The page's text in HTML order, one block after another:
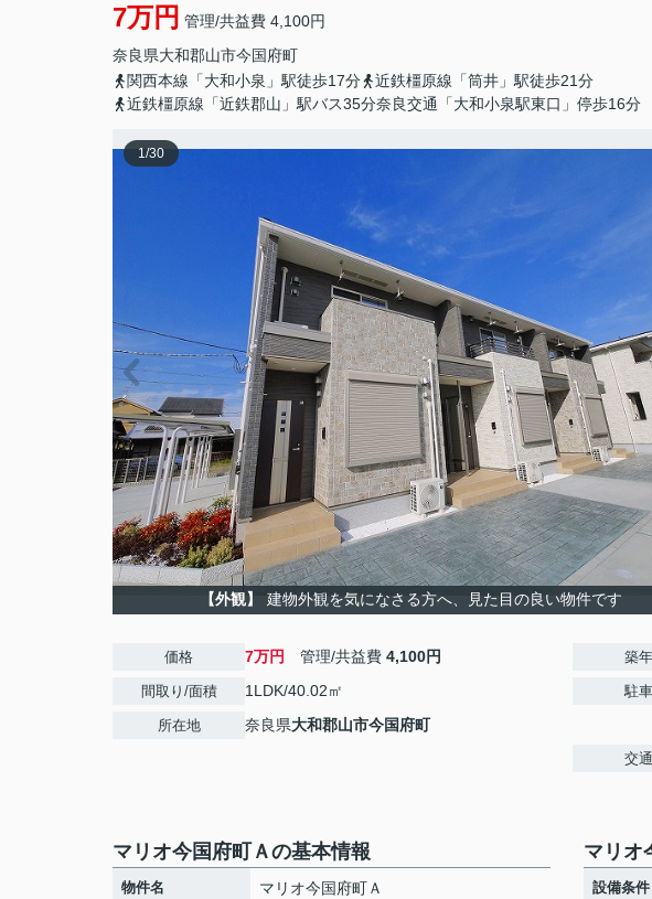
7万円 管理/共益費 4,100円
奈良県大和郡山市今国府町
関西本線「大和小泉」駅徒歩17分
近鉄橿原線「筒井」駅徒歩21分
近鉄橿原線「近鉄郡山」駅バス35分奈良交通「大和小泉駅東口」停歩16分
1/30
【外観】 建物外観を気になさる方へ、見た目の良い物件です
価格 7万円 管理/共益費 4,100円
間取り/面積 1LDK/40.02㎡
所在地 奈良県大和郡山市今国府町
築年
駐車
交通
マリオ今国府町Ａの基本情報
物件名 マリオ今国府町Ａ
マリオ
設備条件